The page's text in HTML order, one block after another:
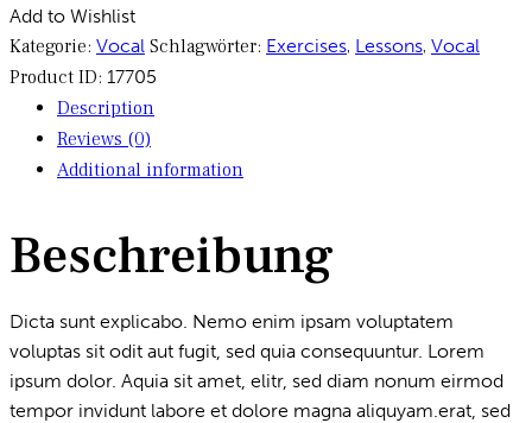
Add to Wishlist
Kategorie: Vocal Schlagwörter: Exercises, Lessons, Vocal
Product ID: 17705
Description
Reviews (0)
Additional information
Beschreibung
Dicta sunt explicabo. Nemo enim ipsam voluptatem
voluptas sit odit aut fugit, sed quia consequuntur. Lorem
ipsum dolor. Aquia sit amet, elitr, sed diam nonum eirmod
tempor invidunt labore et dolore magna aliquyam.erat, sed